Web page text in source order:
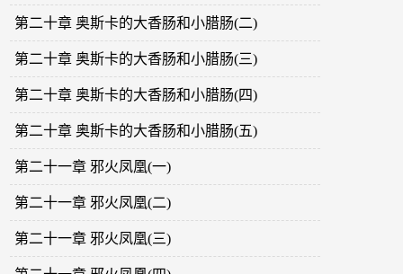
第二十章 奥斯卡的大香肠和小腊肠(二)
第二十章 奥斯卡的大香肠和小腊肠(三)
第二十章 奥斯卡的大香肠和小腊肠(四)
第二十章 奥斯卡的大香肠和小腊肠(五)
第二十一章 邪火凤凰(一)
第二十一章 邪火凤凰(二)
第二十一章 邪火凤凰(三)